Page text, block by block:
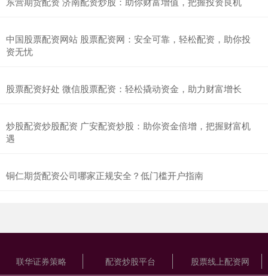
中国股票配资网站 股票配资网：安全可靠，轻松配资，助你投
资无忧
股票配资好处 微信股票配资：轻松撬动资金，助力财富增长
炒股配资炒股配资 广安配资炒股：助你资金倍增，把握财富机
遇
铜仁期货配资公司哪家正规安全？低门槛开户指南
联华证券策略 配资炒股平台 股票线上配资网